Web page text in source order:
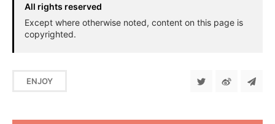
All rights reserved
Except where otherwise noted, content on this page is
copyrighted.
ENJOY